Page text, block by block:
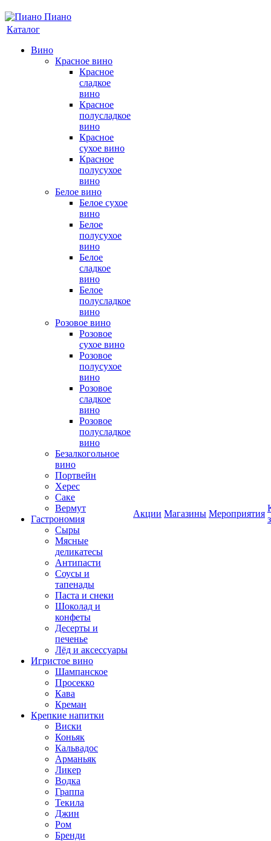
Каталог
Вино
Красное вино
Красное
сладкое
вино
Красное
полусладкое
вино
Красное
сухое вино
Красное
полусухое
вино
Белое вино
Белое сухое
вино
Белое
полусухое
вино
Белое
сладкое
вино
Белое
полусладкое
вино
Розовое вино
Розовое
сухое вино
Розовое
полусухое
вино
Розовое
сладкое
вино
Розовое
полусладкое
вино
Безалкогольное
вино
Портвейн
Херес
Саке
Вермут
Гастрономия
Сыры
Мясные
деликатесы
Антипасти
Соусы и
тапенады
Паста и снеки
Шоколад и
конфеты
Десерты и
печенье
Лёд и аксессуары
Игристое вино
Шампанское
Просекко
Кава
Креман
Крепкие напитки
Виски
Коньяк
Кальвадос
Арманьяк
Ликер
Водка
Граппа
Текила
Джин
Ром
Бренди
Акции Магазины Мероприятия